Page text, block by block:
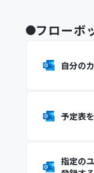
フローボ
自分の
予定表
指定の